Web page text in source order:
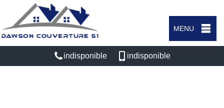
MENU
indisponible indisponible